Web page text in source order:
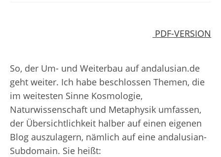
PDF-VERSION
So, der Um- und Weiterbau auf andalusian.de
geht weiter. Ich habe beschlossen Themen, die
im weitesten Sinne Kosmologie,
Naturwissenschaft und Metaphysik umfassen,
der Übersichtlichkeit halber auf einen eigenen
Blog auszulagern, nämlich auf eine andalusian-
Subdomain. Sie heißt: